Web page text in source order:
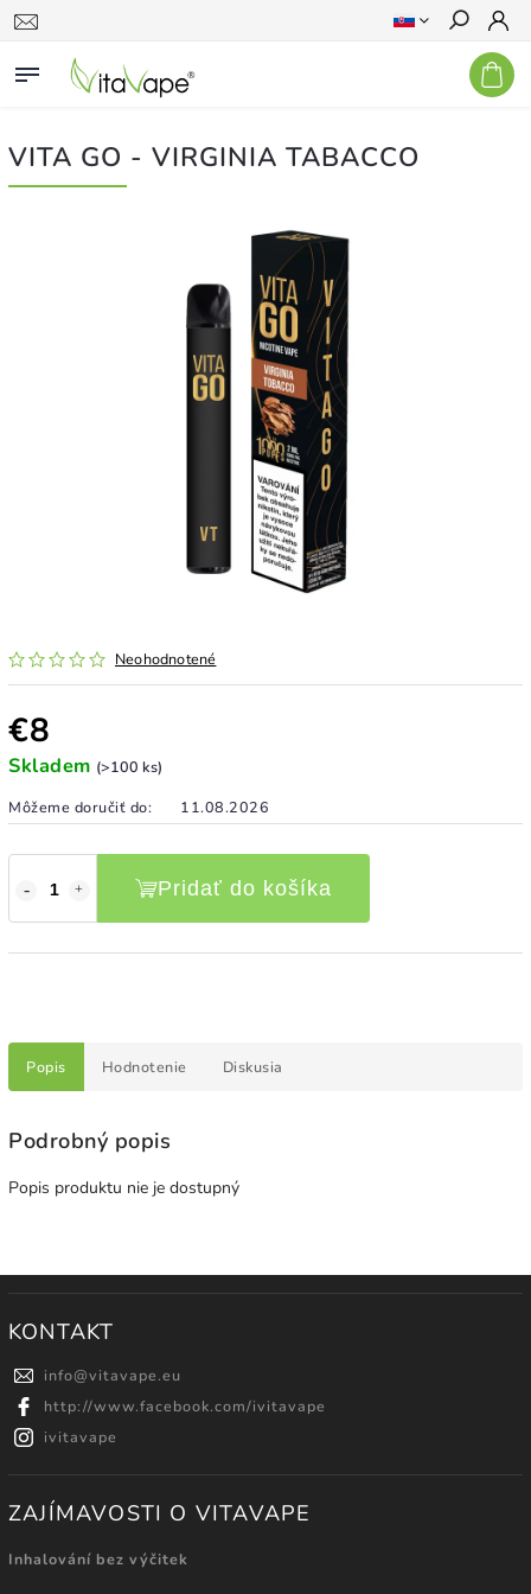
Hľadať
VITA GO - VIRGINIA TABACCO
Neohodnotené
€8
Skladem (>100 ks)
Môžeme doručiť do:
11.08.2026
Pridať do košíka
Popis Hodnotenie Diskusia
Podrobný popis
Popis produktu nie je dostupný
KONTAKT
info@vitavape.eu
http://www.facebook.com/ivitavape
ivitavape
ZAJÍMAVOSTI O VITAVAPE
Inhalování bez výčitek